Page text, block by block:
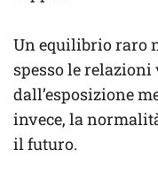
Un equilibrio raro
spesso le relazioni
dall’esposizione
invece, la
il futuro.